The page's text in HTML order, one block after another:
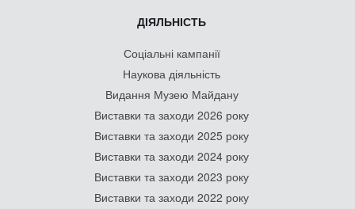
ДІЯЛЬНІСТЬ
Соціальні кампанії
Наукова діяльність
Видання Музею Майдану
Виставки та заходи 2026 року
Виставки та заходи 2025 року
Виставки та заходи 2024 року
Виставки та заходи 2023 року
Виставки та заходи 2022 року